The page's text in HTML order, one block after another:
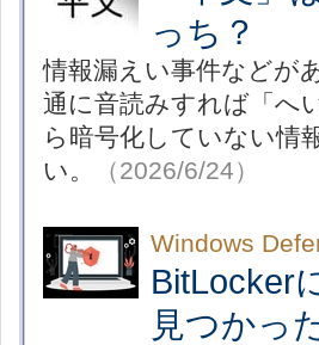
っち？
情報漏えい事件などが
通に音読みすれば「へ
ら暗号化していない情
い。
（2026/6/24）
Windows
BitLocker
見つかっ